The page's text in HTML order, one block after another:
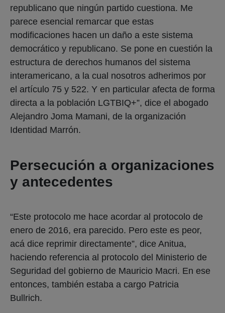
republicano que ningún partido cuestiona. Me
parece esencial remarcar que estas
modificaciones hacen un daño a este sistema
democrático y republicano. Se pone en cuestión la
estructura de derechos humanos del sistema
interamericano, a la cual nosotros adherimos por
el artículo 75 y 522. Y en particular afecta de forma
directa a la población LGTBIQ+”, dice el abogado
Alejandro Joma Mamani, de la organización
Identidad Marrón.
Persecución a organizaciones
y antecedentes
“Este protocolo me hace acordar al protocolo de
enero de 2016, era parecido. Pero este es peor,
acá dice reprimir directamente”, dice Anitua,
haciendo referencia al protocolo del Ministerio de
Seguridad del gobierno de Mauricio Macri. En ese
entonces, también estaba a cargo Patricia
Bullrich.